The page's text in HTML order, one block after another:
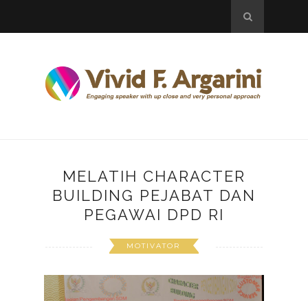
MELATIH CHARACTER
BUILDING PEJABAT DAN
PEGAWAI DPD RI
MOTIVATOR